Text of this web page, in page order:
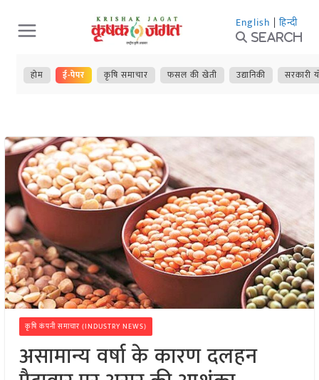
Skip
to
content
English | हिन्दी
Search
होम ई-पेपर कृषि समाचार फसल की खेती उद्यानिकी सरकारी
कृषि कंपनी समाचार (INDUSTRY NEWS)
असामान्य वर्षा के कारण दलहन